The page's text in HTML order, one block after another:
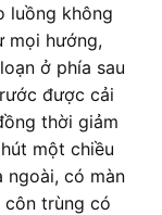
luồng không
mọi hướng,
ở phía sau
được cải
thời giảm
một chiều
ngoài, có màn
côn trùng có